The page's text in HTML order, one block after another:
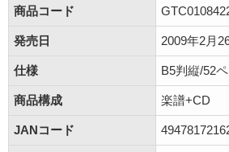
商品コード
発売日 2009年2月
仕様 B5判縦/52
商品構成 楽譜+CD
JANコード